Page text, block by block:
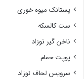
پستانک میوه خوری
ست کالسکه
ناخن گیر نوزاد
پوپت حمام
سرویس لحاف نوزاد